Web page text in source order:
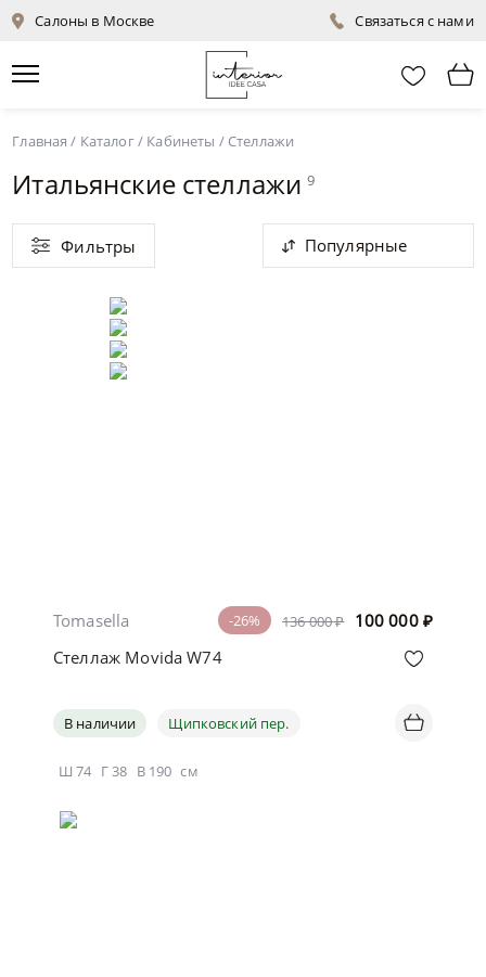
Салоны в Москве Связаться с нами
Главная / Каталог/ Кабинеты / Стеллажи
Итальянские стеллажи 9
Фильтры Популярные
136 000 ₽ 100 000 ₽
-26%
Tomasella
Стеллаж Movida W74
В наличии Щипковский пер.
Ш 74 Г38 В190 см